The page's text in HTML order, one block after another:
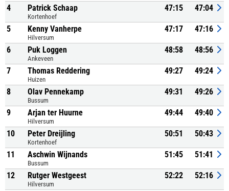
4 Patrick Schaap
Kortenhoef
47:15 47:04
5 Kenny Vanherpe
Hilversum
47:17 47:16
6 Puk Loggen
Ankeveen
48:58 48:56
7 Thomas Reddering
Huizen
49:27 49:24
8 Olav Pennekamp
Bussum
49:31 49:26
9 Arjan ter Huurne
Hilversum
49:44 49:40
10 Peter Dreijling
Kortenhoef
50:51 50:43
11 Aschwin Wijnands
Bussum
51:45 51:41
12 Rutger Westgeest
Hilversum
52:22 52:16